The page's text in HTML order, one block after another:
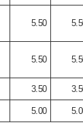
5.50
5.50
3.50
5.00